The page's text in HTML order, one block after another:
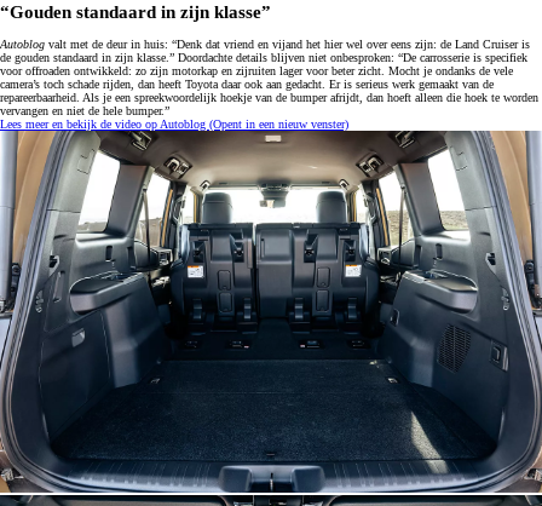
“Gouden standaard in zijn klasse”
Autoblog valt met de deur in huis: “Denk dat vriend en vijand het hier wel over eens zijn: de Land Cruiser is
de gouden standaard in zijn klasse.” Doordachte details blijven niet onbesproken: “De carrosserie is specifiek
voor offroaden ontwikkeld: zo zijn motorkap en zijruiten lager voor beter zicht. Mocht je ondanks de vele
camera’s toch schade rijden, dan heeft Toyota daar ook aan gedacht. Er is serieus werk gemaakt van de
repareerbaarheid. Als je een spreekwoordelijk hoekje van de bumper afrijdt, dan hoeft alleen die hoek te worden
vervangen en niet de hele bumper.”
Lees meer en bekijk de video op Autoblog (Opent in een nieuw venster)